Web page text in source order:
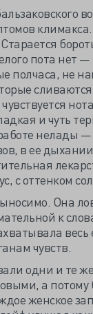
пота нет
полчаса, не
и чуть
нелады —
в ее
с оттенком
Она
к
весь
чувств.
одни и те
а
женское